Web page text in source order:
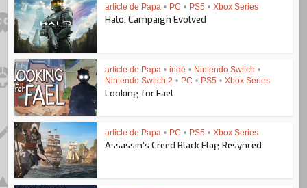
article de Papa • PC • PS5 • Xbox Series
Halo: Campaign Evolved
article de Papa • indé • Nintendo Switch •
Nintendo Switch 2 • PC • PS5 • Xbox Series
Looking for Fael
article de Papa • PC • PS5 • Xbox Series
Assassin’s Creed Black Flag Resynced